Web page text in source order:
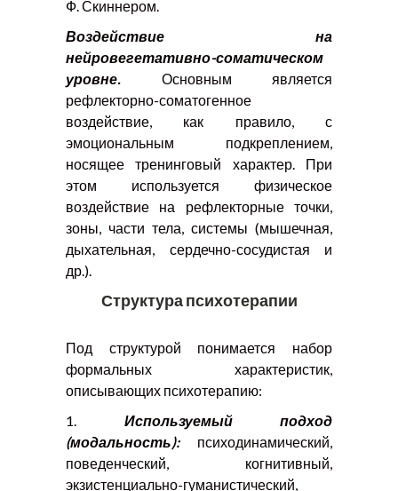
Ф. Скиннером.
Воздействие на
нейровегетативно-соматическом
уровне. Основным является
рефлекторно-соматогенное
воздействие, как правило, с
эмоциональным подкреплением,
носящее тренинговый характер. При
этом используется физическое
воздействие на рефлекторные точки,
зоны, части тела, системы (мышечная,
дыхательная, сердечно-сосудистая и
др.).
Структура психотерапии
Под структурой понимается набор
формальных характеристик,
описывающих психотерапию:
1. Используемый подход
(модальность):психодинамический,
поведенческий, когнитивный,
экзистенциально-гуманистический,